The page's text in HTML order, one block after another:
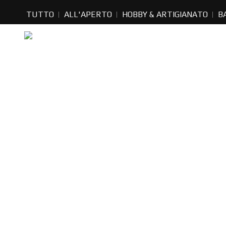
TUTTO ALL'APERTO HOBBY & ARTIGIANATO